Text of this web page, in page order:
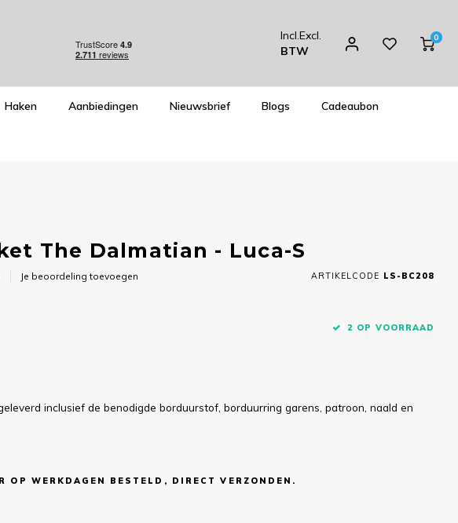
Incl.Excl.
BTW
0
Haken Aanbiedingen Nieuwsbrief Blogs Cadeaubon
The Dalmatian - Luca-S
Je beoordeling toevoegen ARTIKELCODE LS-BC208
2 OP VOORRAAD
inclusief de benodigde borduurstof, borduurring garens, patroon, naald en
OP WERKDAGEN BESTELD, DIRECT VERZONDEN.